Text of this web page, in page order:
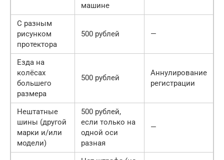
машине
С разным
рисунком
протектора
500 рублей —
Езда на
колёсах
большего
размера
500 рублей
Аннулирование
регистрации
Нештатные
шины (другой
марки и/или
модели)
500 рублей,
если только на
одной оси
разная
—